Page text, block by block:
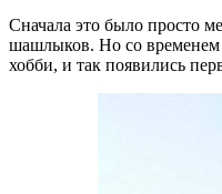
Сначала это было просто
шашлыков. Но со временем
хобби, и так появились